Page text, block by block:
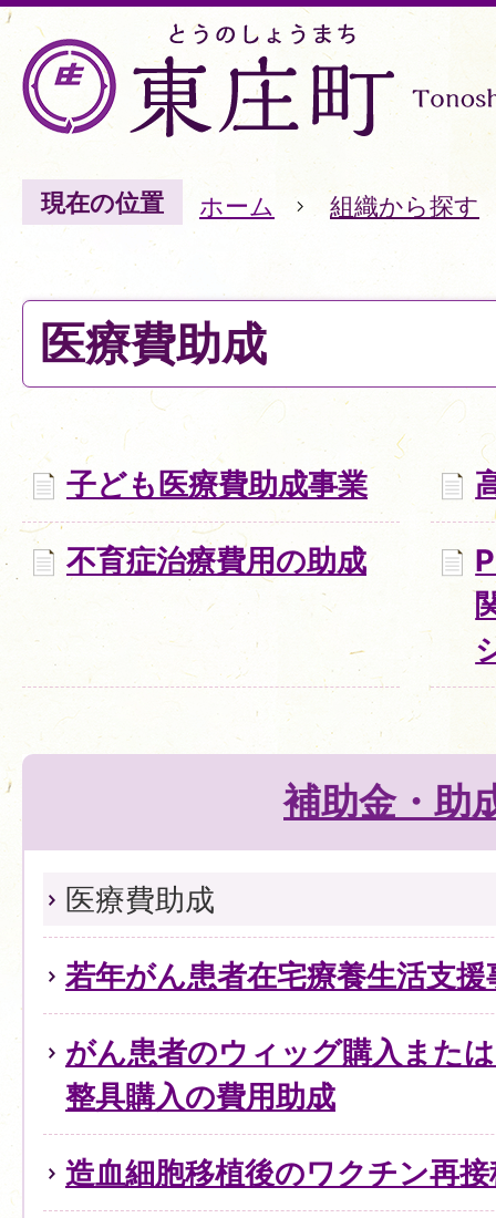
現在の位置 ホーム 組織から探す
医療費助成
子ども医療費助成事業
不育症治療費用の助成
補助金・助
医療費助成
若年がん患者在宅療養生活支
がん患者のウィッグ購入また
整具購入の費用助成
造血細胞移植後のワクチン再